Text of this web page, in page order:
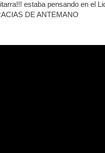
estaba pensando en el
DE ANTEMANO